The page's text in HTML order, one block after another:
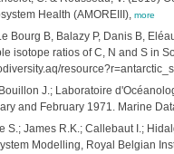
Health (AMOREIII), more
Bourg B, Balazy P, Danis B,
isotope ratios of C, N and S in
J.; Laboratoire
and February 1971. Marine
S.; James R.K.; Callebaut I.;
Modelling, Royal Belgian